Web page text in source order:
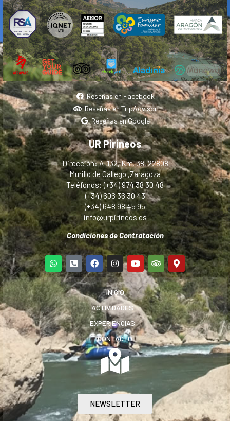
Reseñas en Facebook
Reseñas en TripAdvisor
Reseñas en Google
UR Pirineos
Dirección: A-132, Km. 38, 22808
Murillo de Gállego ,Zaragoza
Teléfonos: (+34) 974 38 30 48
(+34) 606 36 30 43
(+34) 648 98 45 95
info@urpirineos.es
Condiciones de Contratación
INICIO
ACTIVIDADES
EXPERIENCIAS
CONTACTO
NEWSLETTER